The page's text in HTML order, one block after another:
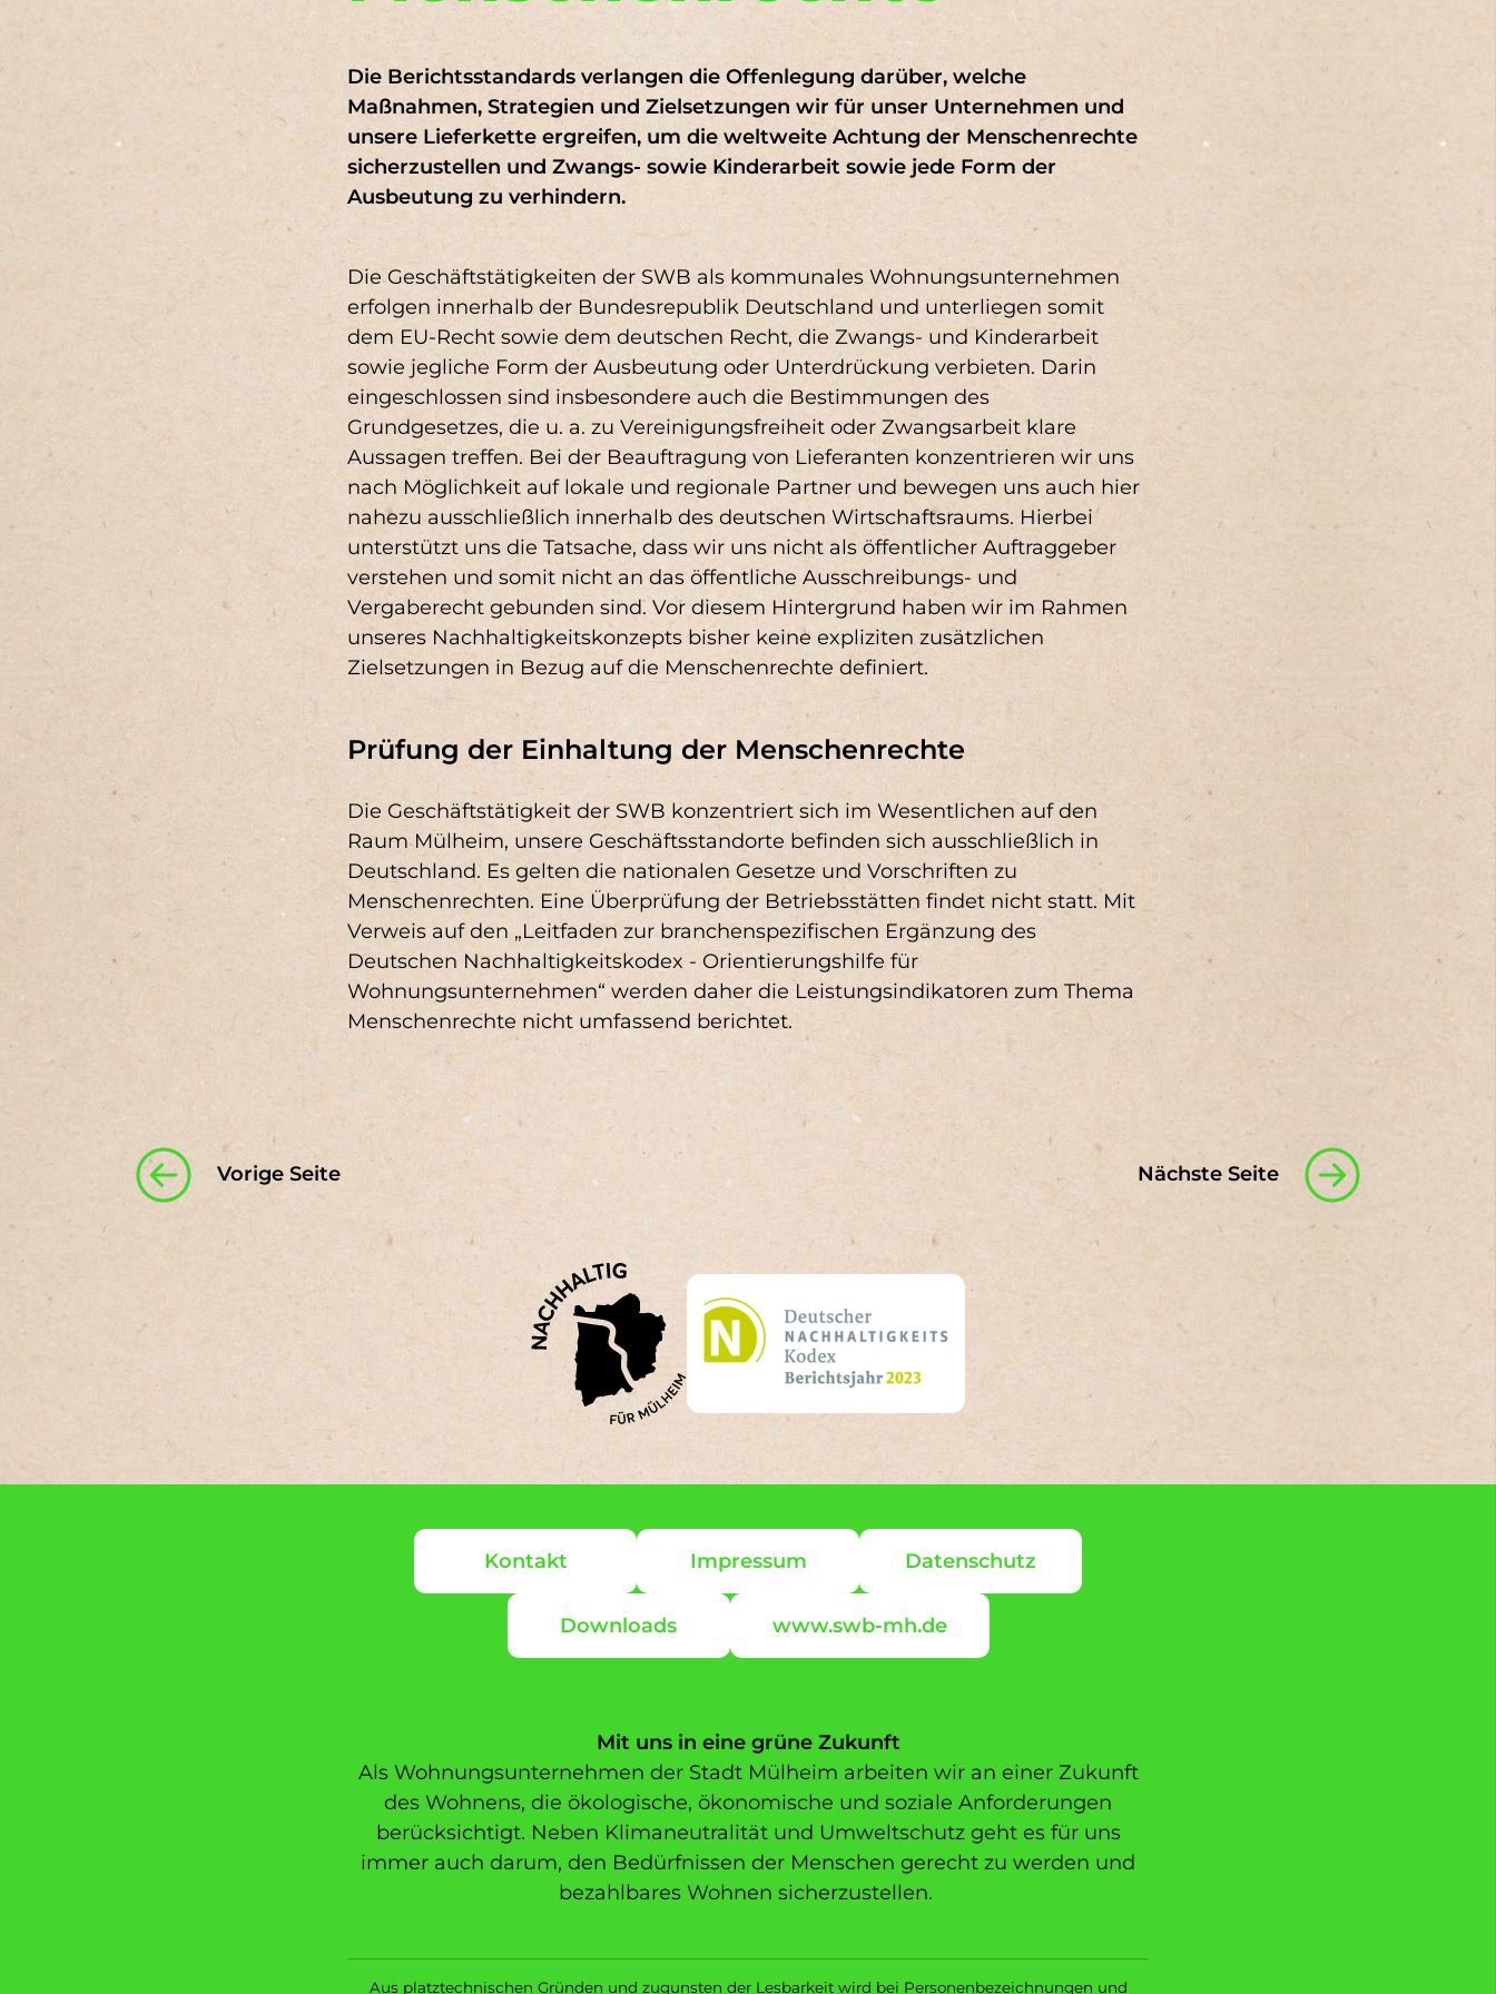
Interaktive Mitarbeiterkommunikation über Intranet-Feed
Die Berichtsstandards verlangen die Offenlegung darüber, welche
Maßnahmen, Strategien und Zielsetzungen wir für unser Unternehmen und
unsere Lieferkette ergreifen, um die weltweite Achtung der Menschenrechte
sicherzustellen und Zwangs- sowie Kinderarbeit sowie jede Form der
Ausbeutung zu verhindern.
Die Geschäftstätigkeiten der SWB als kommunales Wohnungsunternehmen
erfolgen innerhalb der Bundesrepublik Deutschland und unterliegen somit
dem EU-Recht sowie dem deutschen Recht, die Zwangs- und Kinderarbeit
sowie jegliche Form der Ausbeutung oder Unterdrückung verbieten. Darin
eingeschlossen sind insbesondere auch die Bestimmungen des
Grundgesetzes, die u. a. zu Vereinigungsfreiheit oder Zwangsarbeit klare
Aussagen treffen. Bei der Beauftragung von Lieferanten konzentrieren wir uns
nach Möglichkeit auf lokale und regionale Partner und bewegen uns auch hier
nahezu ausschließlich innerhalb des deutschen Wirtschaftsraums. Hierbei
unterstützt uns die Tatsache, dass wir uns nicht als öffentlicher Auftraggeber
verstehen und somit nicht an das öffentliche Ausschreibungs- und
Vergaberecht gebunden sind. Vor diesem Hintergrund haben wir im Rahmen
unseres Nachhaltigkeitskonzepts bisher keine expliziten zusätzlichen
Zielsetzungen in Bezug auf die Menschenrechte definiert.
Prüfung der Einhaltung der Menschenrechte
Die Geschäftstätigkeit der SWB konzentriert sich im Wesentlichen auf den
Raum Mülheim, unsere Geschäftsstandorte befinden sich ausschließlich in
Deutschland. Es gelten die nationalen Gesetze und Vorschriften zu
Menschenrechten. Eine Überprüfung der Betriebsstätten findet nicht statt. Mit
Verweis auf den „Leitfaden zur branchenspezifischen Ergänzung des
Deutschen Nachhaltigkeitskodex - Orientierungshilfe für
Wohnungsunternehmen“ werden daher die Leistungsindikatoren zum Thema
Menschenrechte nicht umfassend berichtet.
Vorige Seite Nächste Seite
Kontakt Impressum Datenschutz
Downloads www.swb-mh.de
Mit uns in eine grüne Zukunft
Als Wohnungsunternehmen der Stadt Mülheim arbeiten wir an einer Zukunft
des Wohnens, die ökologische, ökonomische und soziale Anforderungen
berücksichtigt. Neben Klimaneutralität und Umweltschutz geht es für uns
immer auch darum, den Bedürfnissen der Menschen gerecht zu werden und
bezahlbares Wohnen sicherzustellen.
Aus platztechnischen Gründen und zugunsten der Lesbarkeit wird bei Personenbezeichnungen und
DNK 10 (4)
DNK 15 (2) DNK 2 (2) DNK 3 (2) DNK 6 (2) DNK 9 (2)
DNK 17 (1) DNK 19 (1) DNK 4 (1) GRI SRS 419-1 (1) GRI SRS-102-14 (1) GRI SRS-205-3 (1)
Ergebnisse